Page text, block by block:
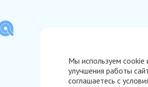
Мы используем cookie
улучшения работы
соглашаетесь с